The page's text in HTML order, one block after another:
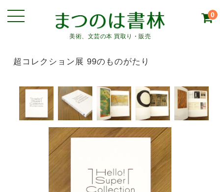
美術、文芸の本 買取り・販売
0
超コレクション展 99のものがたり